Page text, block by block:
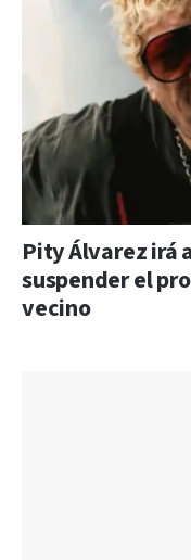
Pity Álvarez irá
suspender el
vecino